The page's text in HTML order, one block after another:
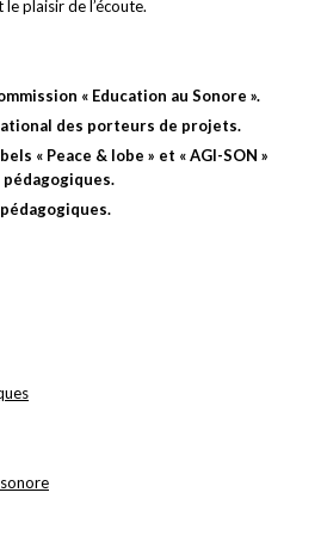
plaisir de l’écoute.
« Education au Sonore ».
des porteurs de projets.
« Peace & lobe » et « AGI-SON »